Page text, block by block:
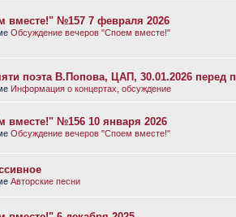
вместе!" №157 7 февраля 2026
Обсуждение вечеров "Споем вместе!"
поэта В.Попова, ЦАП, 30.01.2026 перед
Информация о концертах, обсуждение
вместе!" №156 10 января 2026
Обсуждение вечеров "Споем вместе!"
Авторские песни